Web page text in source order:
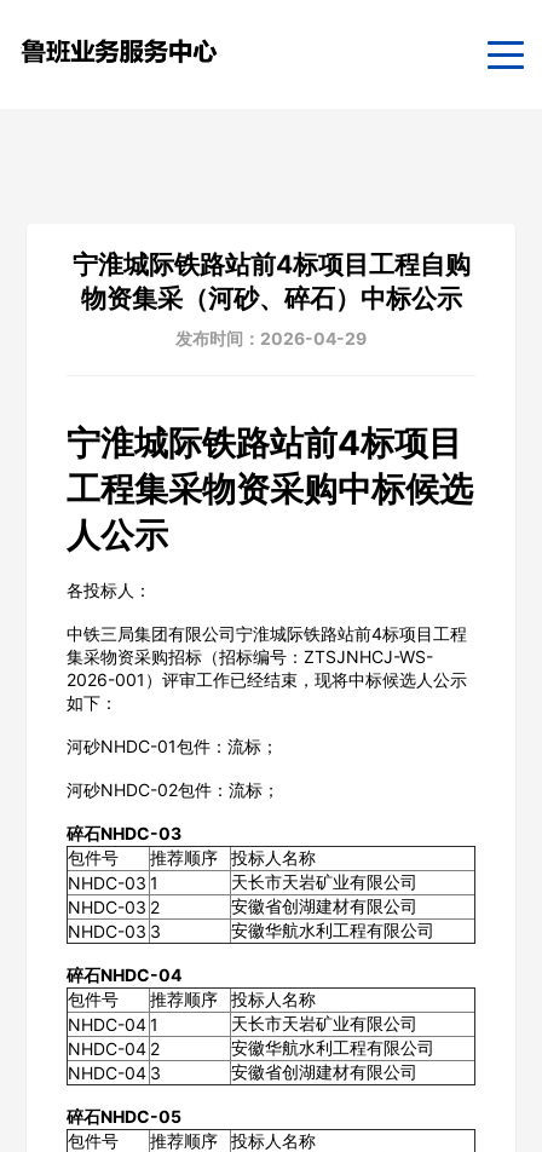
宁淮城际铁路站前4标项目工程自购
物资集采（河砂、碎石）中标公示
发布时间：2026-04-29
宁淮城际铁路站前4标项目
工程集采物资采购中标候选
人公示
各投标人：
中铁三局集团有限公司宁淮城际铁路站前4标项目工程
集采物资采购招标（招标编号：ZTSJNHCJ-WS-
2026-001）评审工作已经结束，现将中标候选人公示
如下：
河砂NHDC-01包件：流标；
河砂NHDC-02包件：流标；
碎石NHDC-03
包件号
推荐顺序
投标人名称
NHDC-03 1
天长市天岩矿业有限公司
NHDC-03 2
安徽省创湖建材有限公司
NHDC-03 3 安徽华航水利工程有限公司
碎石NHDC-04
包件号
推荐顺序
投标人名称
NHDC-041
天长市天岩矿业有限公司
NHDC-04 2
安徽华航水利工程有限公司
NHDC-04 3 安徽省创湖建材有限公司
碎石NHDC-05
包件号
推荐顺序
投标人名称